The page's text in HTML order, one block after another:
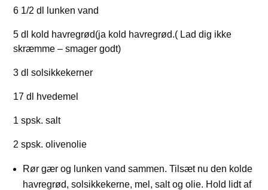
6 1/2 dl lunken vand
5 dl kold havregrød(ja kold havregrød.( Lad dig ikke
skræmme – smager godt)
3 dl solsikkekerner
17 dl hvedemel
1 spsk. salt
2 spsk. olivenolie
Rør gær og lunken vand sammen. Tilsæt nu den kolde
havregrød, solsikkekerne, mel, salt og olie. Hold lidt af